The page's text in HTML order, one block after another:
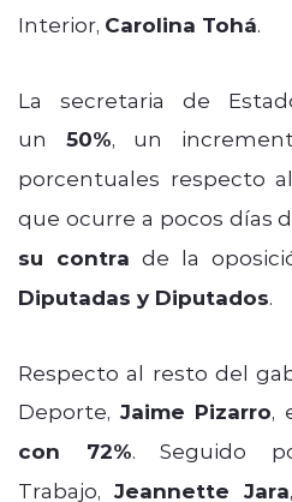
Interior, Carolina Tohá.
La secretaria de
un
50%, un
porcentuales respecto
que ocurre a pocos días
su contra de la
Diputadas y Diputados.
Respecto al resto del
Deporte, Jaime Pizarro,
con 72%. Seguido
Trabajo, Jeannette Jara